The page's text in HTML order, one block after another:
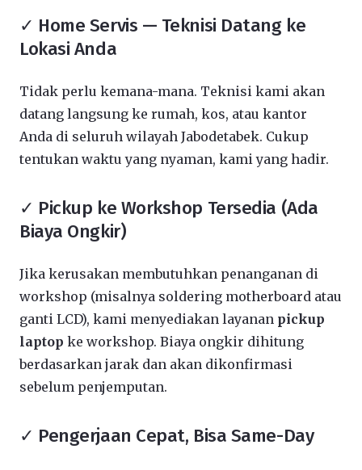
✓ Home Servis — Teknisi Datang ke
Lokasi Anda
Tidak perlu kemana-mana. Teknisi kami akan
datang langsung ke rumah, kos, atau kantor
Anda di seluruh wilayah Jabodetabek. Cukup
tentukan waktu yang nyaman, kami yang hadir.
✓ Pickup ke Workshop Tersedia (Ada
Biaya Ongkir)
Jika kerusakan membutuhkan penanganan di
workshop (misalnya soldering motherboard atau
ganti LCD), kami menyediakan layanan pickup
laptop ke workshop. Biaya ongkir dihitung
berdasarkan jarak dan akan dikonfirmasi
sebelum penjemputan.
✓ Pengerjaan Cepat, Bisa Same-Day